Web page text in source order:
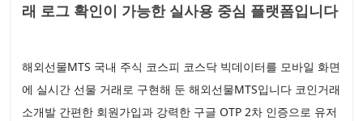
래 로그 확인이 가능한 실사용 중심 플랫폼입니다
해외선물MTS 국내 주식 코스피 코스닥 빅데이터를 모바일 화면
에 실시간 선물 거래로 구현해 둔 해외선물MTS입니다 코인거래
소개발 간편한 회원가입과 강력한 구글 OTP 2차 인증으로 유저